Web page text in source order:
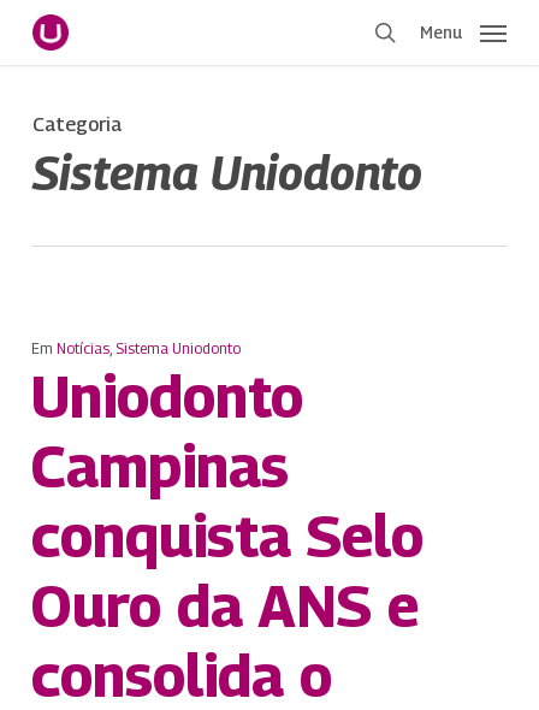
Pular
para
principal
Menu
Categoria
Sistema Uniodonto
Em Notícias, Sistema Uniodonto
Uniodonto
Campinas
conquista Selo
Ouro da ANS e
consolida o